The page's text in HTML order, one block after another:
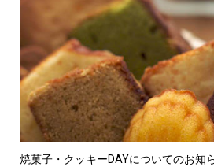
焼菓子・クッキーDAYについてのお知